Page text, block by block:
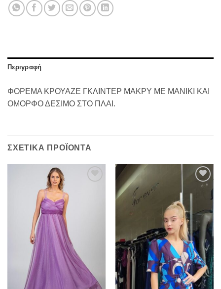
Περιγραφή
ΦΟΡΕΜΑ ΚΡΟΥΑΖΕ ΓΚΛΙΝΤΕΡ ΜΑΚΡΥ ΜΕ ΜΑΝΙΚΙ ΚΑΙ
ΟΜΟΡΦΟ ΔΕΣΙΜΟ ΣΤΟ ΠΛΑΙ.
ΣΧΕΤΙΚΆ ΠΡΟΪΌΝΤΑ
Προσθήκη
στα
αγαπημένα